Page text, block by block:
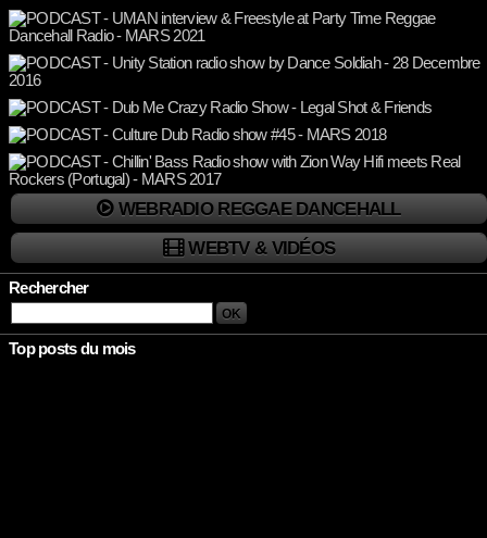
WEBRADIO REGGAE DANCEHALL
WEBTV & VIDÉOS
Rechercher
Top posts du mois